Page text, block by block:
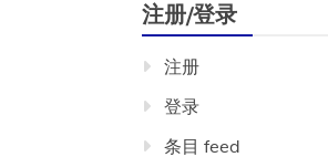
注册/登录
注册
登录
条目 feed